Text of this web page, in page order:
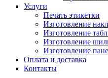
Услуги
Печать этикетки
Изготовление
Изготовление
Изготовление
Изготовление
Оплата и доставка
Контакты